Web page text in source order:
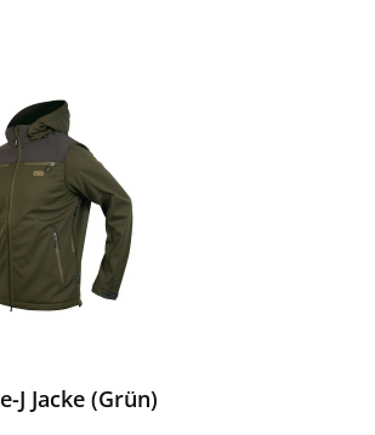
J Jacke (Grün)